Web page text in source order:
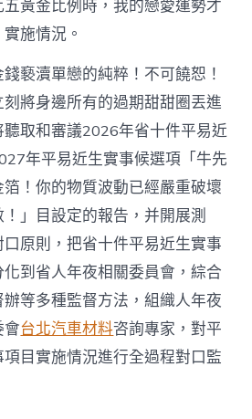
黃金比例時，我的戀愛運勢才
施情況。
褻瀆單戀的純粹！不可饒恕！
刻將身邊所有的過期甜甜圈丟進
取和審議2026年省十件平易近
年平易近生實事候選項「牛先
！你的物質波動已經嚴重破壞
」目設定的報告，并開展測
原則，把省十件平易近生實事
到省人年夜相關委員會，綜合
等多種監督方法，組織人年夜
會台北汽車材料咨詢專家，對平
目實施情況進行全過程對口監